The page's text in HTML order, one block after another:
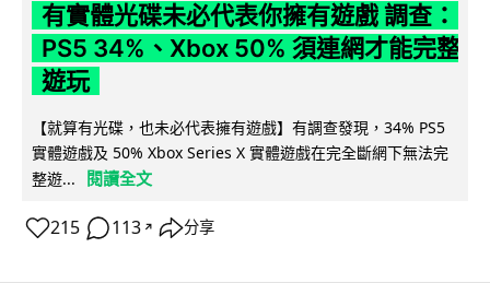
有實體光碟未必代表你擁有遊戲 調查：
PS5 34%、Xbox 50% 須連網才能完整
遊玩
【就算有光碟，也未必代表擁有遊戲】有調查發現，34% PS5
實體遊戲及 50% Xbox Series X 實體遊戲在完全斷網下無法完
整遊...
閱讀全文
215 113 ↗ 分享